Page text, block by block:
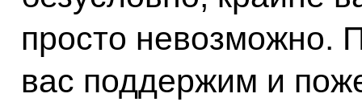
просто невозможно.
вас поддержим и